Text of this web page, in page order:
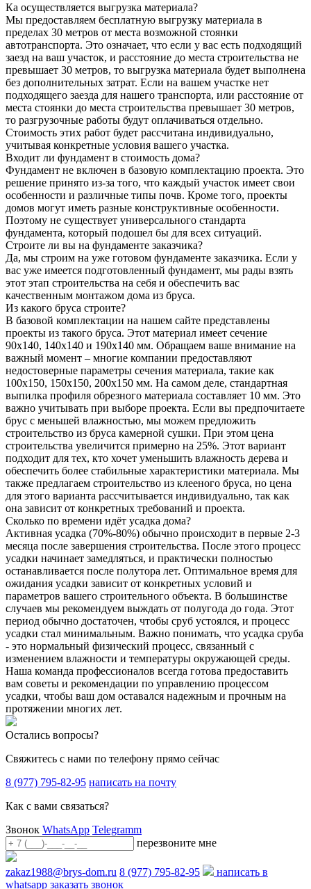
Ка осуществляется выгрузка материала?
Мы предоставляем бесплатную выгрузку материала в
пределах 30 метров от места возможной стоянки
автотранспорта. Это означает, что если у вас есть подходящий
заезд на ваш участок, и расстояние до места строительства не
превышает 30 метров, то выгрузка материала будет выполнена
без дополнительных затрат. Если на вашем участке нет
подходящего заезда для нашего транспорта, или расстояние от
места стоянки до места строительства превышает 30 метров,
то разгрузочные работы будут оплачиваться отдельно.
Стоимость этих работ будет рассчитана индивидуально,
учитывая конкретные условия вашего участка.
Входит ли фундамент в стоимость дома?
Фундамент не включен в базовую комплектацию проекта. Это
решение принято из-за того, что каждый участок имеет свои
особенности и различные типы почв. Кроме того, проекты
домов могут иметь разные конструктивные особенности.
Поэтому не существует универсального стандарта
фундамента, который подошел бы для всех ситуаций.
Строите ли вы на фундаменте заказчика?
Да, мы строим на уже готовом фундаменте заказчика. Если у
вас уже имеется подготовленный фундамент, мы рады взять
этот этап строительства на себя и обеспечить вас
качественным монтажом дома из бруса.
Из какого бруса строите?
В базовой комплектации на нашем сайте представлены
проекты из такого бруса. Этот материал имеет сечение
90x140, 140x140 и 190x140 мм. Обращаем ваше внимание на
важный момент – многие компании предоставляют
недостоверные параметры сечения материала, такие как
100x150, 150x150, 200x150 мм. На самом деле, стандартная
выпилка профиля обрезного материала составляет 10 мм. Это
важно учитывать при выборе проекта. Если вы предпочитаете
брус с меньшей влажностью, мы можем предложить
строительство из бруса камерной сушки. При этом цена
строительства увеличится примерно на 25%. Этот вариант
подходит для тех, кто хочет уменьшить влажность дерева и
обеспечить более стабильные характеристики материала. Мы
также предлагаем строительство из клееного бруса, но цена
для этого варианта рассчитывается индивидуально, так как
она зависит от конкретных требований и проекта.
Сколько по времени идёт усадка дома?
Активная усадка (70%-80%) обычно происходит в первые 2-3
месяца после завершения строительства. После этого процесс
усадки начинает замедляться, и практически полностью
останавливается после полутора лет. Оптимальное время для
ожидания усадки зависит от конкретных условий и
параметров вашего строительного объекта. В большинстве
случаев мы рекомендуем выждать от полугода до года. Этот
период обычно достаточен, чтобы сруб устоялся, и процесс
усадки стал минимальным. Важно понимать, что усадка сруба
- это нормальный физический процесс, связанный с
изменением влажности и температуры окружающей среды.
Наша команда профессионалов всегда готова предоставить
вам советы и рекомендации по управлению процессом
усадки, чтобы ваш дом оставался надежным и прочным на
протяжении многих лет.
Остались вопросы?
Свяжитесь с нами по телефону прямо сейчас
8 (977) 795-82-95 написать на почту
Как с вами связаться?
Звонок WhatsApp Telegramm
перезвоните мне
zakaz1988@brys-dom.ru 8 (977) 795-82-95
написать в
whatsapp заказать звонок